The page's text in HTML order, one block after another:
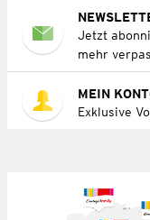
Jetzt
mehr
MEIN
Exklusive